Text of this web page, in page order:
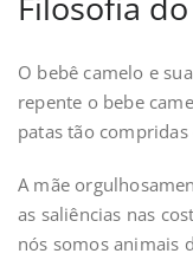
O bebê camelo e
repente o bebe
patas tão
A mãe
as saliências nas
nós somos animais